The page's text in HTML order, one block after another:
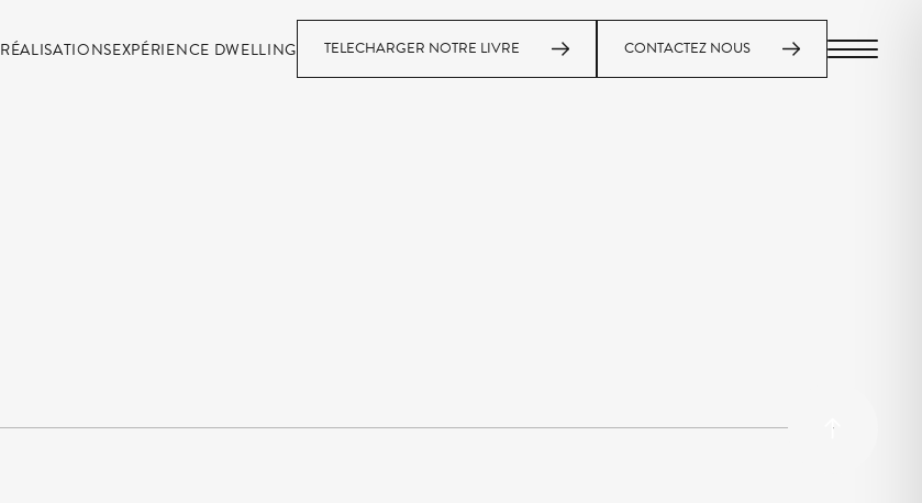
RÉALISATIONSEXPÉRIENCE DWELLING TELECHARGER NOTRE LIVRE CONTACTEZ NOUS MENU